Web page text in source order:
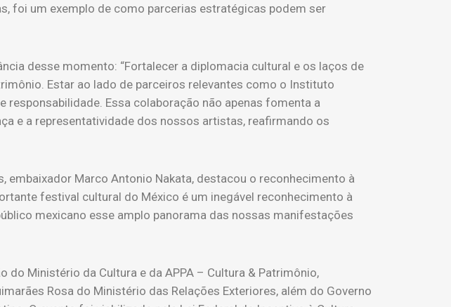
foi um exemplo de como parcerias estratégicas podem ser
desse momento: “Fortalecer a diplomacia cultural e os laços de
Estar ao lado de parceiros relevantes como o Instituto
responsabilidade. Essa colaboração não apenas fomenta a
e a representatividade dos nossos artistas, reafirmando os
Marco Antonio Nakata, destacou o reconhecimento à
festival cultural do México é um inegável reconhecimento à
mexicano esse amplo panorama das nossas manifestações
Ministério da Cultura e da APPA – Cultura & Patrimônio,
Rosa do Ministério das Relações Exteriores, além do Governo